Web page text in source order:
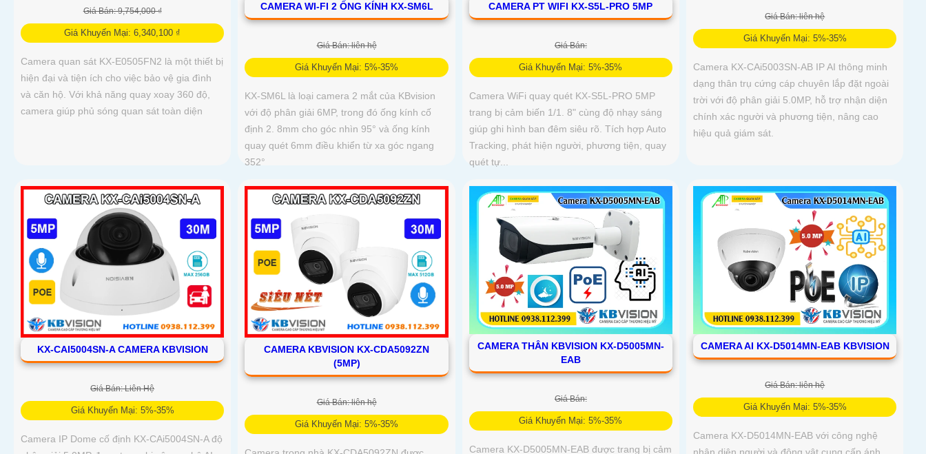
Giá Bán: 9,754,000 ₫
Giá Khuyến Mại: 6,340,100 ₫
Camera quan sát KX-E0505FN2 là một thiết bị
hiện đại và tiện ích cho việc bảo vệ gia đình
và căn hộ. Với khả năng quay xoay 360 độ,
camera giúp phủ sóng quan sát toàn diện
CAMERA WI-FI 2 ỐNG KÍNH KX-SM6L
Giá Bán: liên hệ
Giá Khuyến Mại: 5%-35%
KX-SM6L là loại camera 2 mắt của KBvision
với độ phân giải 6MP, trong đó ống kính cố
định 2. 8mm cho góc nhìn 95° và ống kính
quay quét 6mm điều khiển từ xa góc ngang
352°
CAMERA PT WIFI KX-S5L-PRO 5MP
Giá Bán:
Giá Khuyến Mại: 5%-35%
Camera WiFi quay quét KX-S5L-PRO 5MP
trang bị cảm biến 1/1. 8" cùng độ nhạy sáng
giúp ghi hình ban đêm siêu rõ. Tích hợp Auto
Tracking, phát hiện người, phương tiện, quay
quét tự...
Giá Bán: liên hệ
Giá Khuyến Mại: 5%-35%
Camera KX-CAi5003SN-AB IP AI thông minh
dạng thân trụ cứng cáp chuyên lắp đặt ngoài
trời với độ phân giải 5.0MP, hỗ trợ nhận diện
chính xác người và phương tiện, nâng cao
hiệu quả giám sát.
KX-CAI5004SN-A CAMERA KBVISION
Giá Bán: Liên Hệ
Giá Khuyến Mại: 5%-35%
Camera IP Dome cố định KX-CAi5004SN-A độ
CAMERA KBVISION KX-CDA5092ZN
(5MP)
Giá Bán: liên hệ
Giá Khuyến Mại: 5%-35%
CAMERA THÂN KBVISION KX-D5005MN-
EAB
Giá Bán:
Giá Khuyến Mại: 5%-35%
Camera KX-D5005MN-EAB được trang bị cảm
CAMERA AI KX-D5014MN-EAB KBVISION
Giá Bán: liên hệ
Giá Khuyến Mại: 5%-35%
Camera KX-D5014MN-EAB với công nghệ
nhận diện người và động vật cung cấp ánh